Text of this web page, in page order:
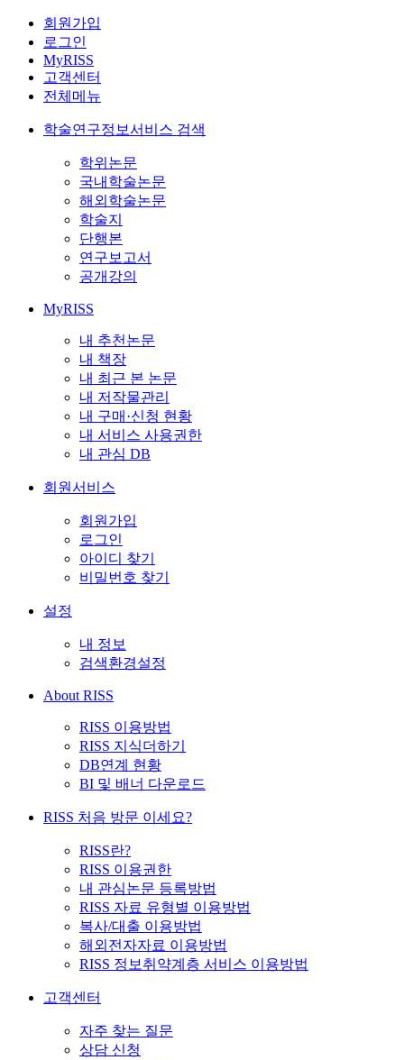
회원가입
로그인
MyRISS
고객센터
전체메뉴
학술연구정보서비스 검색
학위논문
국내학술논문
해외학술논문
학술지
단행본
연구보고서
공개강의
MyRISS
내 추천논문
내 책장
내 최근 본 논문
내 저작물관리
내 구매·신청 현황
내 서비스 사용권한
내 관심 DB
회원서비스
회원가입
로그인
아이디 찾기
비밀번호 찾기
설정
내 정보
검색환경설정
About RISS
RISS 이용방법
RISS 지식더하기
DB연계 현황
BI 및 배너 다운로드
RISS 처음 방문 이세요?
RISS란?
RISS 이용권한
내 관심논문 등록방법
RISS 자료 유형별 이용방법
복사/대출 이용방법
해외전자자료 이용방법
RISS 정보취약계층 서비스 이용방법
고객센터
자주 찾는 질문
상담 신청